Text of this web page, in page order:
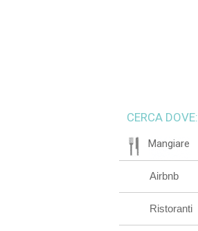
CERCA DOVE:
Mangiare
Airbnb
Ristoranti